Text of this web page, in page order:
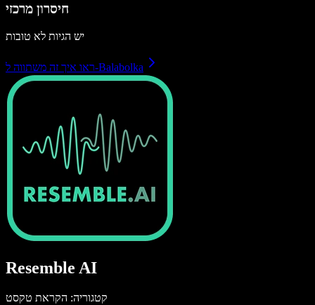
חיסרון מרכזי
יש הגיות לא טובות
ראו איך זה משתווה ל-Balabolka
Resemble AI
קטגוריה: הקראת טקסט